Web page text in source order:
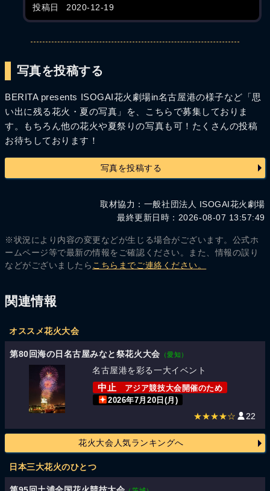
投稿日 2020-12-19
写真を投稿する
BERITA presents ISOGAI花火劇場in名古屋港の様子など「思
い出に残る花火・夏の写真」を、こちらで募集しておりま
す。もちろん他の花火や夏祭りの写真も可！たくさんの投稿
お待ちしております！
写真を投稿する
取材協力：一般社団法人 ISOGAI花火劇場
最終更新日時：2026-08-07 13:57:49
※状況により内容の変更などが生じる場合がございます。公式ホ
ームページ等で最新の情報をご確認ください。また、情報の誤り
などがございましたら こちらまでご連絡ください。
関連情報
オススメ花火大会
第80回海の日名古屋みなと祭花火大会 （愛知）
名古屋港を彩る一大イベント
中止 アジア競技大会開催のため
2026年7月20日(月)
★★★★☆ 22
花火大会人気ランキングへ
日本三大花火のひとつ